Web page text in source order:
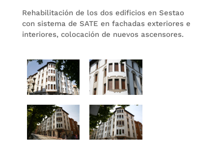
Rehabilitación de los dos edificios en Sestao
con sistema de SATE en fachadas exteriores e
interiores, colocación de nuevos ascensores.